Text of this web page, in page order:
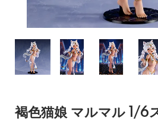
褐色猫娘 マルマル 1/6